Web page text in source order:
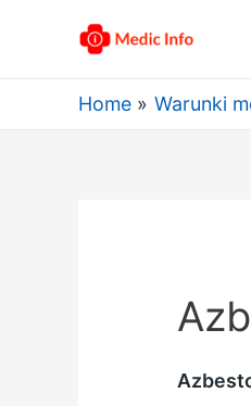
Home Warunki